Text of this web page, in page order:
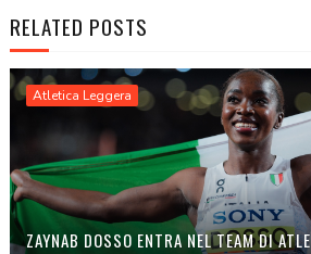
RELATED POSTS
Atletica Leggera
ZAYNAB DOSSO ENTRA NEL TEAM DI